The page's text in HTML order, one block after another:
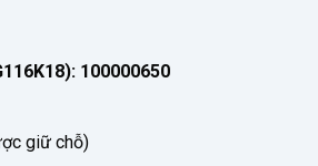
100000650
giữ chỗ)